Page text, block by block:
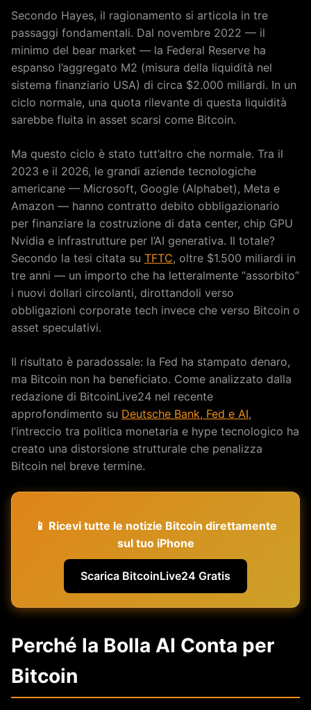
Secondo Hayes, il ragionamento si articola in tre
passaggi fondamentali. Dal novembre 2022 — il
minimo del bear market — la Federal Reserve ha
espanso l’aggregato M2 (misura della liquidità nel
sistema finanziario USA) di circa $2.000 miliardi. In un
ciclo normale, una quota rilevante di questa liquidità
sarebbe fluita in asset scarsi come Bitcoin.
Ma questo ciclo è stato tutt’altro che normale. Tra il
2023 e il 2026, le grandi aziende tecnologiche
americane — Microsoft, Google (Alphabet), Meta e
Amazon — hanno contratto debito obbligazionario
per finanziare la costruzione di data center, chip GPU
Nvidia e infrastrutture per l’AI generativa. Il totale?
Secondo la tesi citata su TFTC, oltre $1.500 miliardi in
tre anni — un importo che ha letteralmente “assorbito”
i nuovi dollari circolanti, dirottandoli verso
obbligazioni corporate tech invece che verso Bitcoin o
asset speculativi.
Il risultato è paradossale: la Fed ha stampato denaro,
ma Bitcoin non ha beneficiato. Come analizzato dalla
redazione di BitcoinLive24 nel recente
approfondimento su Deutsche Bank, Fed e AI,
l’intreccio tra politica monetaria e hype tecnologico ha
creato una distorsione strutturale che penalizza
Bitcoin nel breve termine.
📱 Ricevi tutte le notizie Bitcoin direttamente
sul tuo iPhone
Scarica BitcoinLive24 Gratis
Perché la Bolla AI Conta per
Bitcoin